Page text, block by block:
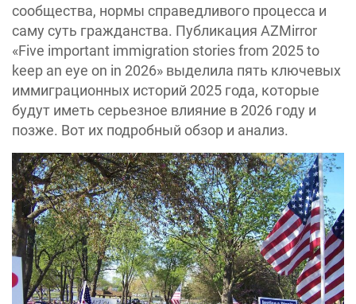
сообщества, нормы справедливого процесса и
саму суть гражданства. Публикация AZMirror
«Five important immigration stories from 2025 to
keep an eye on in 2026» выделила пять ключевых
иммиграционных историй 2025 года, которые
будут иметь серьезное влияние в 2026 году и
позже. Вот их подробный обзор и анализ.